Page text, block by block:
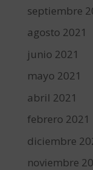
septiembre
agosto 2021
junio 2021
mayo 2021
abril 2021
febrero 2021
diciembre
noviembre